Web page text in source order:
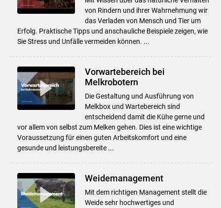
von Rindern und ihrer Wahrnehmung wir
das Verladen von Mensch und Tier um
Erfolg. Praktische Tipps und anschauliche Beispiele zeigen, wie
Sie Stress und Unfälle vermeiden können. ...
Vorwartebereich bei
Melkrobotern
Die Gestaltung und Ausführung von
Melkbox und Wartebereich sind
entscheidend damit die Kühe gerne und
vor allem von selbst zum Melken gehen. Dies ist eine wichtige
Voraussetzung für einen guten Arbeitskomfort und eine
gesunde und leistungsbereite ...
Weidemanagement
Mit dem richtigen Management stellt die
Weide sehr hochwertiges und